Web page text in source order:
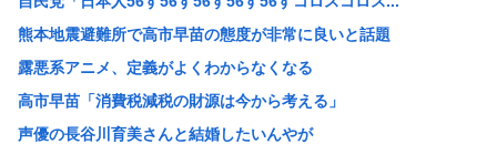
【驚愕】名作『無職転生』凄い事に気付いたwww『無職転生...
セカンドサマーウイカ、AVになってしまう…「このAV最高...
ワイの株式口座 爆損で逝く
海行ってきたで
熊本地震避難所で高市早苗の態度が非常に良いと話題
露悪系アニメ、定義がよくわからなくなる
高市早苗「消費税減税の財源は今から考える」
声優の長谷川育美さんと結婚したいんやが